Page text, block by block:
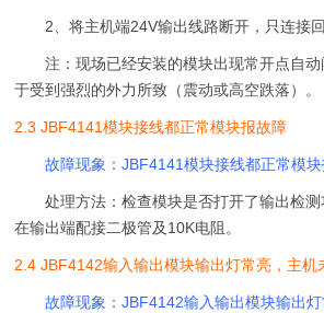
2、将主机端24V输出线路断开，只连接回
注：现场已经安装的模块出现常开点自动
于受到强烈的外力所致（震动或高空跌落）。
2.3 JBF4141模块接线都正常模块报故障
故障现象：JBF4141模块接线都正常模块
处理方法：检查模块是否打开了输出检测
在输出端配接二极管及10K电阻。
2.4 JBF4142输入输出模块输出灯常亮，主机
故障现象：JBF4142输入输出模块输出